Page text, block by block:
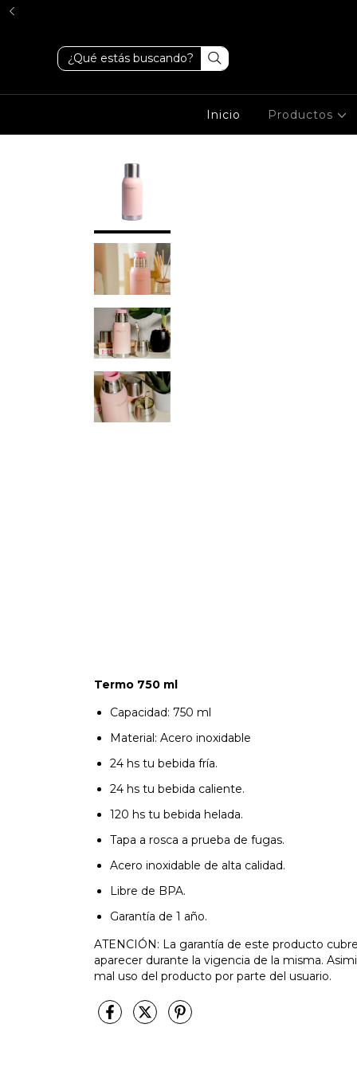
Inicio Productos
Termo 750 ml
Capacidad: 750 ml
Material: Acero inoxidable
24 hs tu bebida fría.
24 hs tu bebida caliente.
120 hs tu bebida helada.
Tapa a rosca a prueba de fugas.
Acero inoxidable de alta calidad.
Libre de BPA.
Garantía de 1 año.
ATENCIÓN: La garantía de este producto
aparecer durante la vigencia de la misma.
mal uso del producto por parte del usuario.